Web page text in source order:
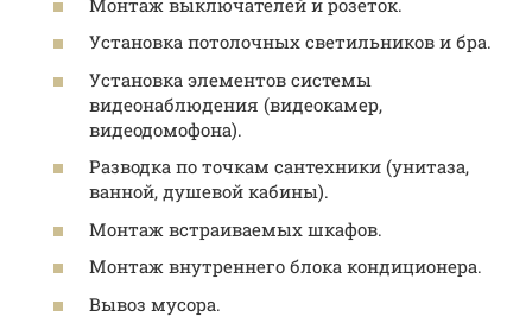
Установка потолочных светильников и бра.
Установка элементов системы
видеонаблюдения (видеокамер,
видеодомофона).
Разводка по точкам сантехники (унитаза,
ванной, душевой кабины).
Монтаж встраиваемых шкафов.
Монтаж внутреннего блока кондиционера.
Вывоз мусора.